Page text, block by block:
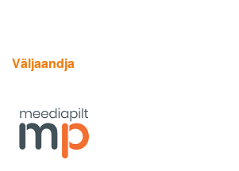
Väljaandja